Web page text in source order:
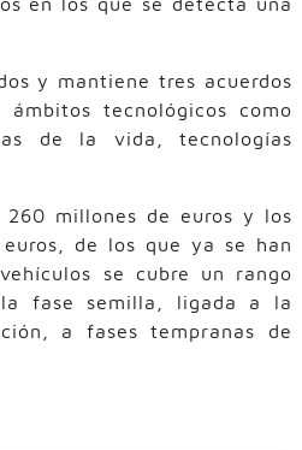
y mantiene tres acuerdos
tecnológicos como
de la vida, tecnologías
millones de euros y los
de los que ya se han
se cubre un rango
fase semilla, ligada a la
a fases tempranas de